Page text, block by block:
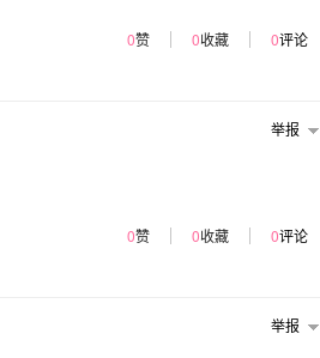
0赞 0收藏 0评论
0赞 0收藏 0评论
举报
举报